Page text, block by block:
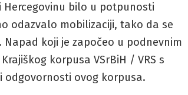
Hercegovinu bilo u potpunosti
odazvalo mobilizaciji, tako da se
koji je započeo u podnevnim
korpusa VSrBiH / VRS s
odgovornosti ovog korpusa.